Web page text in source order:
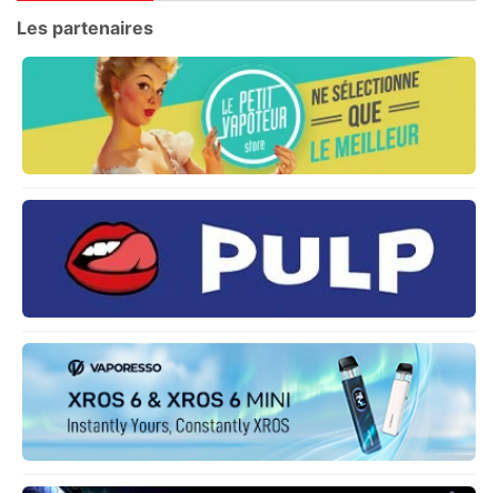
Les partenaires